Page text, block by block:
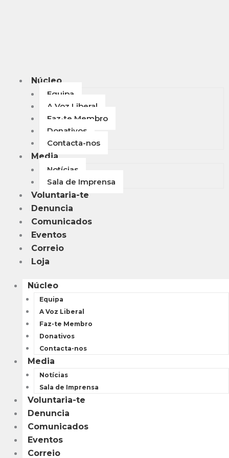
Núcleo
Equipa
A Voz Liberal
Faz-te Membro
Donativos
Contacta-nos
Media
Notícias
Sala de Imprensa
Voluntaria-te
Denuncia
Comunicados
Eventos
Correio
Loja
Núcleo
Equipa
A Voz Liberal
Faz-te Membro
Donativos
Contacta-nos
Media
Notícias
Sala de Imprensa
Voluntaria-te
Denuncia
Comunicados
Eventos
Correio